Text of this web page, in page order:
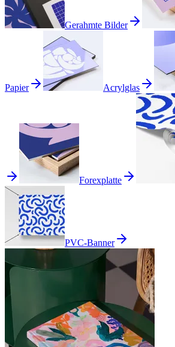
Gerahmte Bilder
Papier Acrylglas
Forexplatte
PVC-Banner